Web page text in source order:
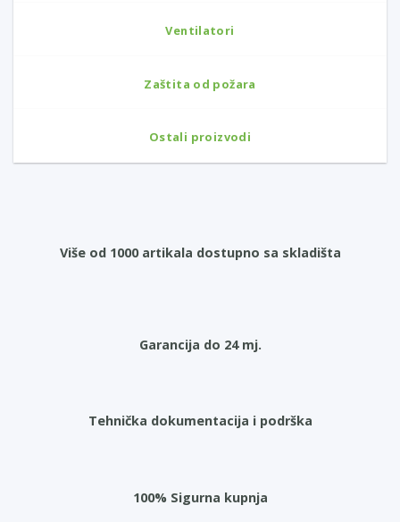
Ventilatori
Zaštita od požara
Ostali proizvodi
Više od 1000 artikala dostupno sa skladišta
Garancija do 24 mj.
Tehnička dokumentacija i podrška
100% Sigurna kupnja